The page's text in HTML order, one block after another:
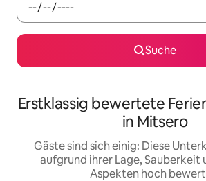
Suche
Erstklassig bewertete
in Mitsero
Gäste sind sich einig: Diese
aufgrund ihrer Lage, Sauberkeit
Aspekten hoch